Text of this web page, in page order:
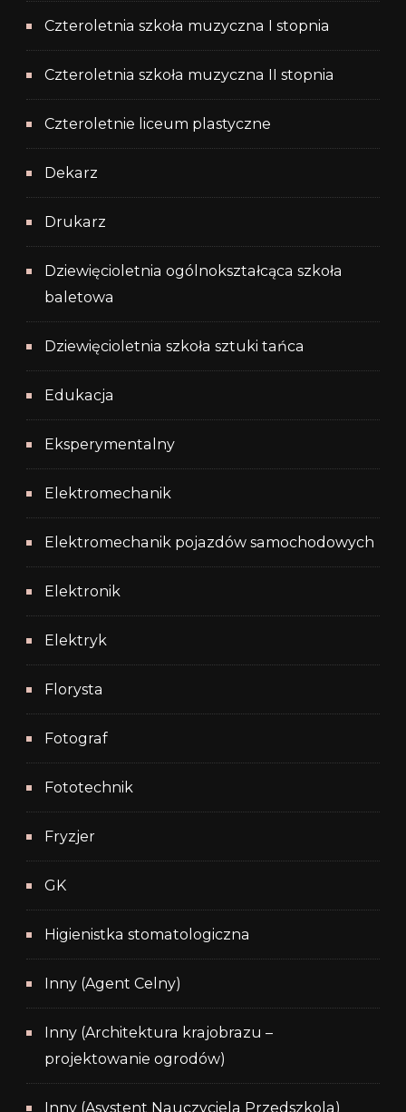
Czteroletnia szkoła muzyczna I stopnia
Czteroletnia szkoła muzyczna II stopnia
Czteroletnie liceum plastyczne
Dekarz
Drukarz
Dziewięcioletnia ogólnokształcąca szkoła
baletowa
Dziewięcioletnia szkoła sztuki tańca
Edukacja
Eksperymentalny
Elektromechanik
Elektromechanik pojazdów samochodowych
Elektronik
Elektryk
Florysta
Fotograf
Fototechnik
Fryzjer
GK
Higienistka stomatologiczna
Inny (Agent Celny)
Inny (Architektura krajobrazu –
projektowanie ogrodów)
Inny (Asystent Nauczyciela Przedszkola)